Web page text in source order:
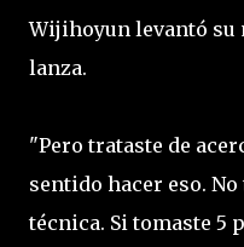
Wijihoyun levantó su
lanza.
"Pero trataste de
sentido hacer eso.
técnica. Si tomaste 5